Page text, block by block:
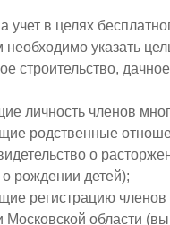
учет в целях
указать
строительство,
личность членов
родственные
о
о рождении детей);
регистрацию членов
Московской области